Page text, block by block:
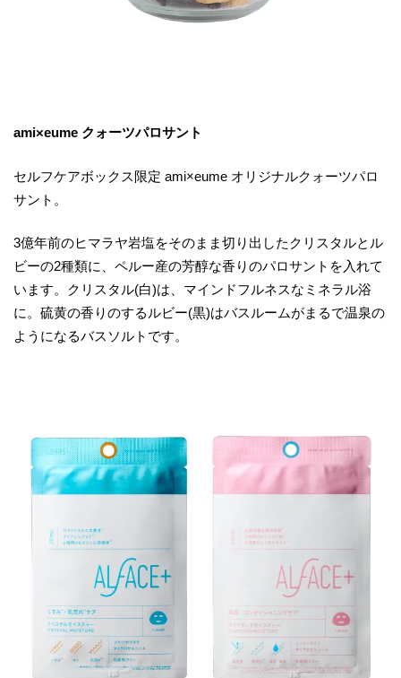
ami×eume クォーツパロサント
セルフケアボックス限定 ami×eume オリジナルクォーツパロ
サント。
3億年前のヒマラヤ岩塩をそのまま切り出したクリスタルとル
ビーの2種類に、ペルー産の芳醇な香りのパロサントを入れて
います。クリスタル(白)は、マインドフルネスなミネラル浴
に。硫黄の香りのするルビー(黒)はバスルームがまるで温泉の
ようになるバスソルトです。